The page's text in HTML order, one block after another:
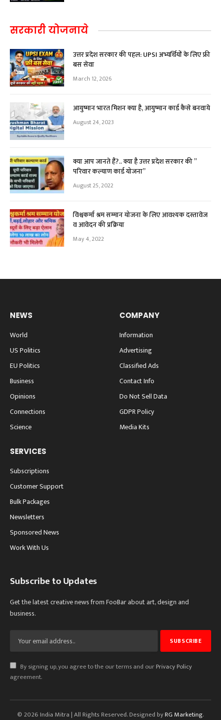
सरकारी योजनाये
उत्तर प्रदेश सरकार की पहल: UPSI अभ्यर्थियों के लिए फ्री
बस सेवा
March 12, 2026
आयुष्मान भारत मिशन क्या है, आयुष्मान कार्ड कैसे बनवाये
August 24, 2023
क्या आप जानते हैं?.. क्या है उत्तर प्रदेश सरकार की ”
परिवार कल्याण कार्ड योजना”
August 25, 2022
विश्वकर्मा श्रम सम्मान योजना के लिए आवश्यक दस्तावेज
व आवेदन की प्रक्रिया
May 4, 2022
NEWS
World
US Politics
EU Politics
Business
Opinions
Connections
Science
COMPANY
Information
Advertising
Classified Ads
Contact Info
Do Not Sell Data
GDPR Policy
Media Kits
SERVICES
Subscriptions
Customer Support
Bulk Packages
Newsletters
Sponsored News
Work With Us
Subscribe to Updates
Get the latest creative news from FooBar about art, design and
business.
By signing up, you agree to the our terms and ourPrivacy Policy
agreement.
© 2026 India Mitra | All Rights Reserved. Designed byRG Marketing.